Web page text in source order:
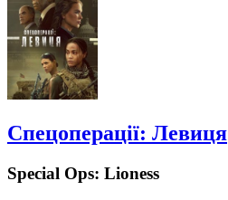
Спецоперації: Левиця
Special Ops: Lioness